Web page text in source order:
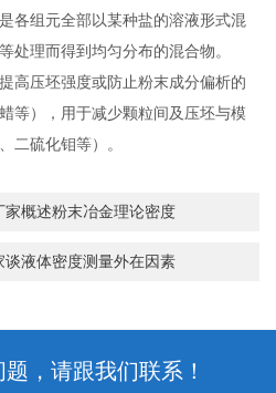
各组元全部以某种盐的溶液形式混
处理而得到均匀分布的混合物。
压坯强度或防止粉末成分偏析的
等），用于减少颗粒间及压坯与模
二硫化钼等）。
家概述粉末冶金理论密度
谈液体密度测量外在因素
，请跟我们联系！